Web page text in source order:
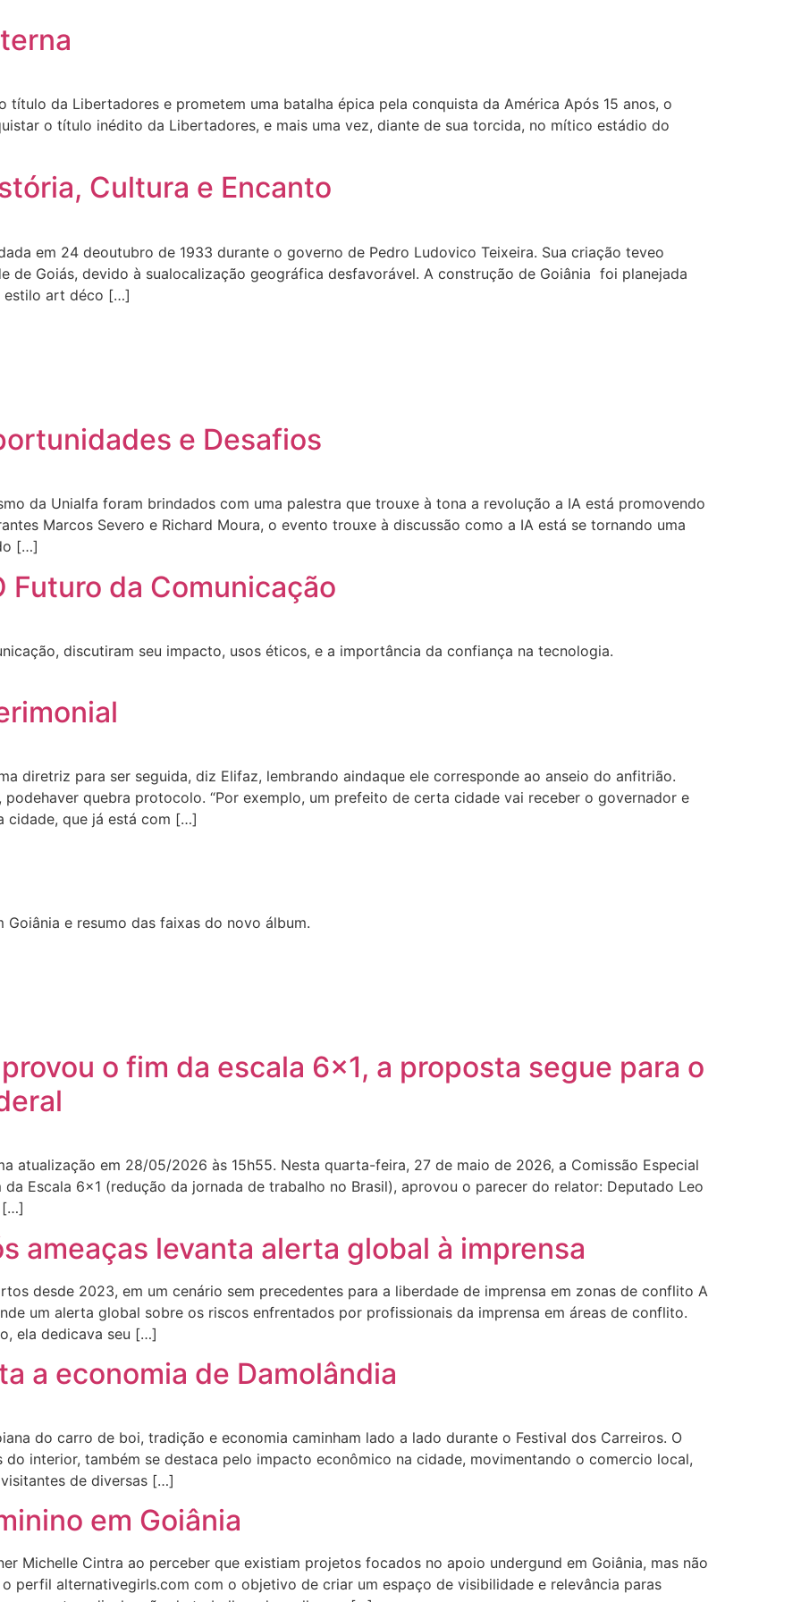
título da Libertadores e prometem uma batalha épica pela conquista da América Após 15 anos, o
o título inédito da Libertadores, e mais uma vez, diante de sua torcida, no mítico estádio do
Cultura e Encanto
em 24 deoutubro de 1933 durante o governo de Pedro Ludovico Teixeira. Sua criação teveo
de Goiás, devido à sualocalização geográfica desfavorável. A construção de Goiânia foi planejada
estilo art déco […]
e Desafios
da Unialfa foram brindados com uma palestra que trouxe à tona a revolução a IA está promovendo
Marcos Severo e Richard Moura, o evento trouxe à discussão como a IA está se tornando uma
[…]
da Comunicação
discutiram seu impacto, usos éticos, e a importância da confiança na tecnologia.
diretriz para ser seguida, diz Elifaz, lembrando aindaque ele corresponde ao anseio do anfitrião.
quebra protocolo. “Por exemplo, um prefeito de certa cidade vai receber o governador e
cidade, que já está com […]
e resumo das faixas do novo álbum.
o fim da escala 6×1, a proposta segue para o
atualização em 28/05/2026 às 15h55. Nesta quarta-feira, 27 de maio de 2026, a Comissão Especial
Escala 6×1 (redução da jornada de trabalho no Brasil), aprovou o parecer do relator: Deputado Leo
[…]
ameaças levanta alerta global à imprensa
desde 2023, em um cenário sem precedentes para a liberdade de imprensa em zonas de conflito A
um alerta global sobre os riscos enfrentados por profissionais da imprensa em áreas de conflito.
ela dedicava seu […]
a economia de Damolândia
do carro de boi, tradição e economia caminham lado a lado durante o Festival dos Carreiros. O
interior, também se destaca pelo impacto econômico na cidade, movimentando o comercio local,
de diversas […]
em Goiânia
Michelle Cintra ao perceber que existiam projetos focados no apoio undergund em Goiânia, mas não
perfil alternativegirls.com com o objetivo de criar um espaço de visibilidade e relevância paras